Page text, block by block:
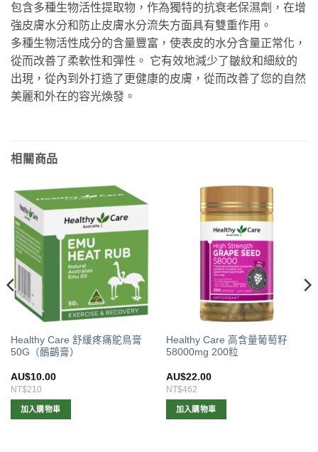
包含多種生物活性提取物，作為獨特的抗衰老保濕劑，在增
強皮膚水分和防止皮膚水分流失方面具有雙重作用。 ‎
多種生物活性成分的含量豐富，使表皮的水分含量正常化，
從而改善了柔軟性和彈性。 它有效地減少了皺紋和細紋的
出現，從內到外打造了更健康的皮膚，從而改善了您的自然
美麗和外在的容光煥發。 ‎
相關商品
Healthy Care 舒緩疼痛鴕鳥膏
50G（鴯鶓膏）
AU$10.00
NT$210
加入購物車
Healthy Care 高含量葡萄籽
58000mg 200粒
AU$22.00
NT$462
加入購物車